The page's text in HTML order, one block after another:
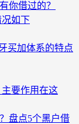
你借过的？
如下
买加体系的特点
要作用在这
盘点5个黑户借